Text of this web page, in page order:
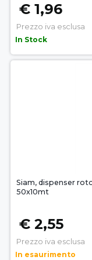
€ 1,96
Prezzo iva esclusa
In Stock
Siam, dispenser
50x10mt
€ 2,55
Prezzo iva esclusa
In esaurimento